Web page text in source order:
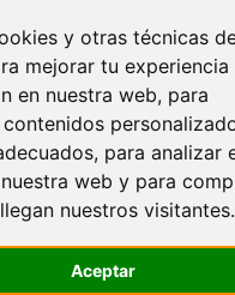
y otras técnicas
mejorar tu experiencia
en nuestra web, para
para analizar
web y para
nuestros visitantes.
Aceptar
cocido boyacense
boyacense